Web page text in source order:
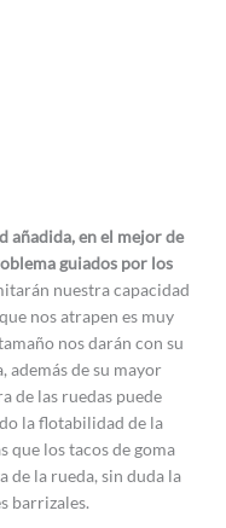
añadida, en el mejor de
guiados por los
nuestra capacidad
nos atrapen es muy
nos darán con su
además de su mayor
de las ruedas puede
la flotabilidad de la
que los tacos de goma
de la rueda, sin duda la
barrizales.